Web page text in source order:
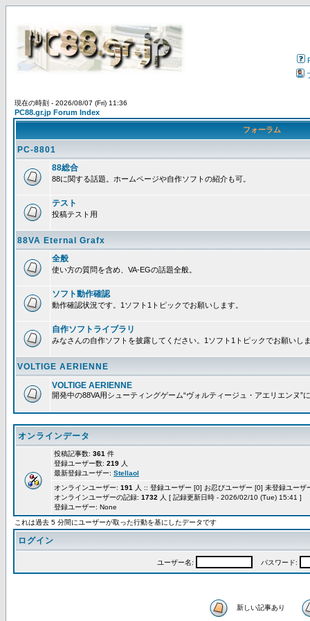
現在の時刻 - 2026/08/07 (Fri) 11:36
PC88.gr.jp Forum Index
フォーラム
PC-8801
88総合
88に関する話題。ホームページや自作ソフトの紹介も可。
テスト
投稿テスト用
88VA Eternal Grafx
全般
使い方の質問を含め、VA-EGの話題全般。
ソフト動作確認
動作確認状況です。1ソフト1トピックでお願いします。
自作ソフトライブラリ
みなさんの自作ソフトを披露してください。1ソフト1トピックでお願いし
VOLTIGE AERIENNE
VOLTIGE AERIENNE
開発中の88VA用シューティングゲーム“ヴォルティージュ・アエリエンヌ”
オンラインデータ
投稿記事数: 361 件
登録ユーザー数: 219 人
最新登録ユーザー: Stellaol
オンラインユーザー: 191
人 :: 登録ユーザー [0] お忍びユーザー [0] 未登録ユー
オンラインユーザーの記録: 1732 人 [ 記録更新日時 - 2026/02/10 (Tue) 15:41 ]
登録ユーザー: None
これは過去 5 分間にユーザーが取った行動を基にしたデータです
ログイン
ユーザー名: パスワード:
新しい記事あり